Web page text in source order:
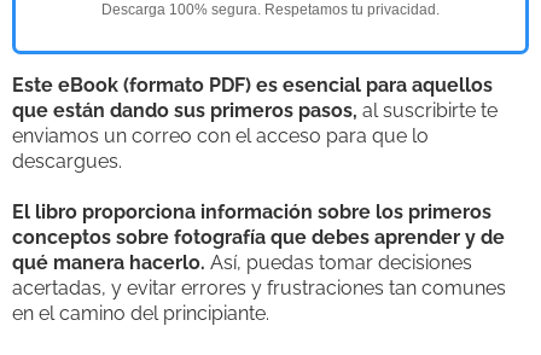
Descarga 100% segura. Respetamos tu privacidad.
Este eBook (formato PDF) es esencial para aquellos
que están dando sus primeros pasos, al suscribirte te
enviamos un correo con el acceso para que lo
descargues.
El libro proporciona información sobre los primeros
conceptos sobre fotografía que debes aprender y de
qué manera hacerlo. Así, puedas tomar decisiones
acertadas, y evitar errores y frustraciones tan comunes
en el camino del principiante.